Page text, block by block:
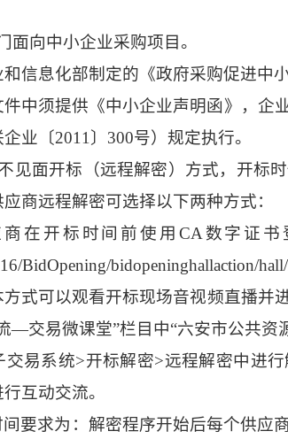
面向中小企业采购项目。
信息化部制定的《政府采购促进中
件中须提供《中小企业声明函》，企
企业 〔2011〕 300号）规定执行。
见面开标（远程解密）方式，开标时
应商远程解密可选择以下两种方式：
商在开标时间前使用 CA数字证书
BidOpening/bidopeninghallaction/
方式可以观看开标现场音视频直播并
—交易微课堂”栏目中“六安市公共资
易系统>开标解密>远程解密中进行
互动交流。
要求为：解密程序开始后每个供应